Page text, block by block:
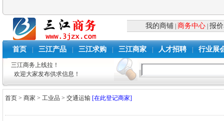
我的商铺 商务中心 |报
首页 三江产品 三江求购 三江商家 人才招聘 行业展
三江商务上线拉！
欢迎大家发布供求信息！
首页 >商家 >工业品>交通运输 [在此登记商家]